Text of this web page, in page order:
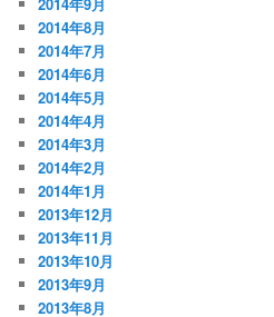
2014年8月
2014年7月
2014年6月
2014年5月
2014年4月
2014年3月
2014年2月
2014年1月
2013年12月
2013年11月
2013年10月
2013年9月
2013年8月